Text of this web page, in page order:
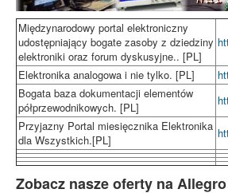
Międzynarodowy portal elektroniczny
udostępniający bogate zasoby z dziedziny
elektroniki oraz forum dyskusyjne.. [PL]
Elektronika analogowa i nie tylko. [PL]
Bogata baza dokumentacji elementów
półprzewodnikowych. [PL]
Przyjazny Portal miesięcznika Elektronika
dla Wszystkich.[PL]
Zobacz nasze oferty na Allegro